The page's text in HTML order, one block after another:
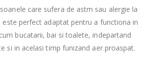
care sufera de astm sau alergie la
este perfect adaptat pentru a functiona in
bucatarii, bai si toalete, indepartand
si in acelasi timp funizand aer proaspat.